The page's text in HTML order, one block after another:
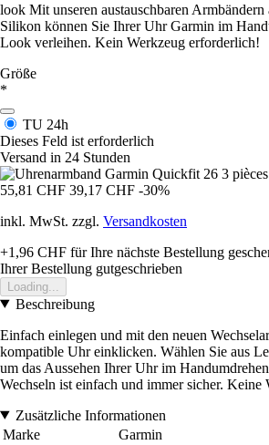
look Mit unseren austauschbaren
Silikon können Sie Ihrer Uhr Garmin im
Look verleihen. Kein Werkzeug erforderlich!
Größe
*
TU 24h
Dieses Feld ist erforderlich
Versand in 24 Stunden
55,81 CHF 39,17 CHF -30%
inkl. MwSt. zzgl. Versandkosten
+1,96 CHF für Ihre nächste Bestellung
Ihrer Bestellung gutgeschrieben
Loading...
Beschreibung
Einfach einlegen und mit den neuen
kompatible Uhr einklicken. Wählen Sie aus
um das Aussehen Ihrer Uhr im
Wechseln ist einfach und immer sicher. Keine
Zusätzliche Informationen
Marke
Garmin